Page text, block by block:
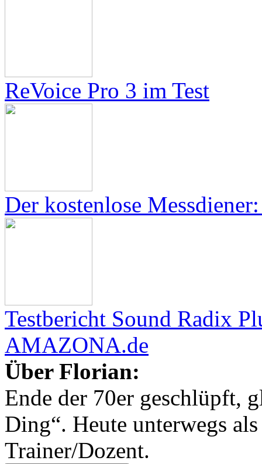
ReVoice Pro 3 im Test
Der kostenlose
Testbericht Sound Radix
AMAZONA.de
Über Florian:
Ende der 70er geschlüpft,
Ding“. Heute unterwegs
Trainer/Dozent.